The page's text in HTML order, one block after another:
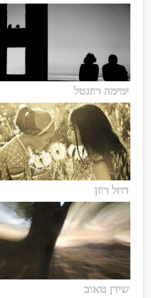
ימימה רוזנטל
רחל רוזן
שירן טאוב